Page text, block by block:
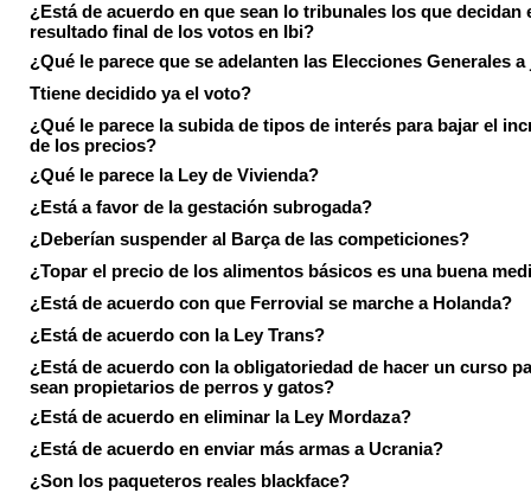
¿Está de acuerdo en que sean lo tribunales los que decidan
resultado final de los votos en Ibi?
¿Qué le parece que se adelanten las Elecciones Generales
Ttiene decidido ya el voto?
¿Qué le parece la subida de tipos de interés para bajar el
de los precios?
¿Qué le parece la Ley de Vivienda?
¿Está a favor de la gestación subrogada?
¿Deberían suspender al Barça de las competiciones?
¿Topar el precio de los alimentos básicos es una buena
¿Está de acuerdo con que Ferrovial se marche a Holanda?
¿Está de acuerdo con la Ley Trans?
¿Está de acuerdo con la obligatoriedad de hacer un curso
sean propietarios de perros y gatos?
¿Está de acuerdo en eliminar la Ley Mordaza?
¿Está de acuerdo en enviar más armas a Ucrania?
¿Son los paqueteros reales blackface?